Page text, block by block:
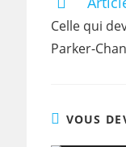
Celle qui
Parker-Chan
VOUS